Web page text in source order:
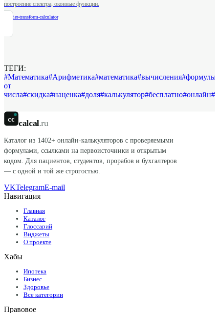
построение спектра, оконные функции.
fourier-transform-calculator
ТЕГИ:
#Математика#Арифметика#математика#вычисления#формулы
от
числа#скидка#наценка#доля#калькулятор#бесплатно#онлайн#
cc calcal.ru
Каталог из 1402+ онлайн-калькуляторов с проверяемыми
формулами, ссылками на первоисточники и открытым
кодом. Для пациентов, студентов, прорабов и бухгалтеров
— с одной и той же строгостью.
VKTelegramE-mail
Навигация
Главная
Каталог
Глоссарий
Виджеты
О проекте
Хабы
Ипотека
Бизнес
Здоровье
Все категории
Правовое